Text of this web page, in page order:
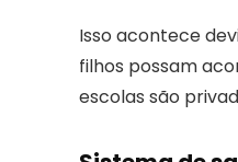
Isso acontece
filhos possam
escolas são